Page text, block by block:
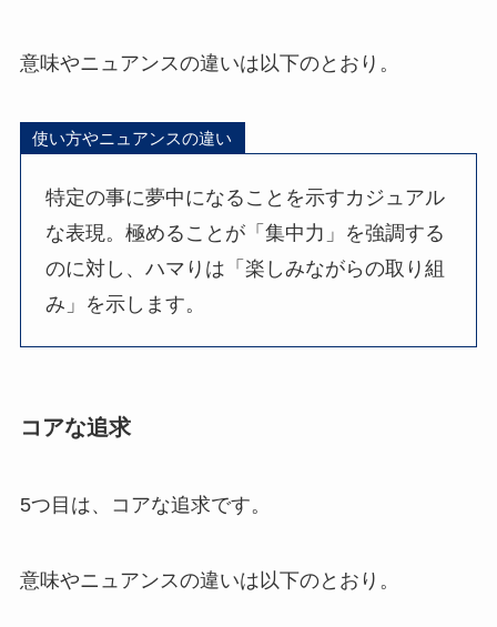
意味やニュアンスの違いは以下のとおり。
使い方やニュアンスの違い
特定の事に夢中になることを示すカジュアル
な表現。極めることが「集中力」を強調する
のに対し、ハマりは「楽しみながらの取り組
み」を示します。
コアな追求
5つ目は、コアな追求です。
意味やニュアンスの違いは以下のとおり。